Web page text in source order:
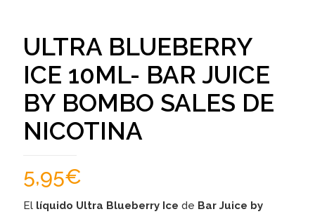
ULTRA BLUEBERRY
ICE 10ML- BAR JUICE
BY BOMBO SALES DE
NICOTINA
5,95€
El líquido Ultra Blueberry Ice de Bar Juice by